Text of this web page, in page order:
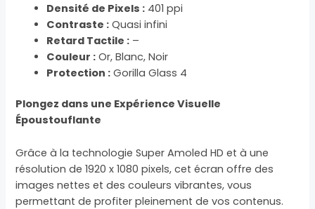
Densité de Pixels : 401 ppi
Contraste : Quasi infini
Retard Tactile : –
Couleur : Or, Blanc, Noir
Protection : Gorilla Glass 4
Plongez dans une Expérience Visuelle
Époustouflante
Grâce à la technologie Super Amoled HD et à une
résolution de 1920 x 1080 pixels, cet écran offre des
images nettes et des couleurs vibrantes, vous
permettant de profiter pleinement de vos contenus.